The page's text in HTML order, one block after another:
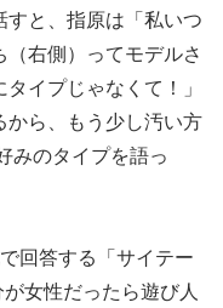
と、指原は「私いつ
右側）ってモデルさ
イプじゃなくて！」
から、もう少し汚い方
みのタイプを語っ
回答する「サイテー
女性だったら遊び人